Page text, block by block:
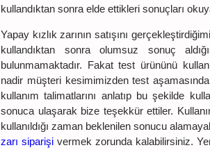
kullandıktan sonra elde ettikleri sonuçları
Yapay kızlık zarının satışını
kullandıktan sonra olumsuz sonuç
bulunmamaktadır. Fakat test ürününü
nadir müşteri kesimimizden test
kullanım talimatlarını anlatıp bu şekilde
sonuca ulaşarak bize teşekkür ettiler.
kullanıldığı zaman beklenilen sonucu
zarı siparişivermek zorunda kalabilirsiniz.